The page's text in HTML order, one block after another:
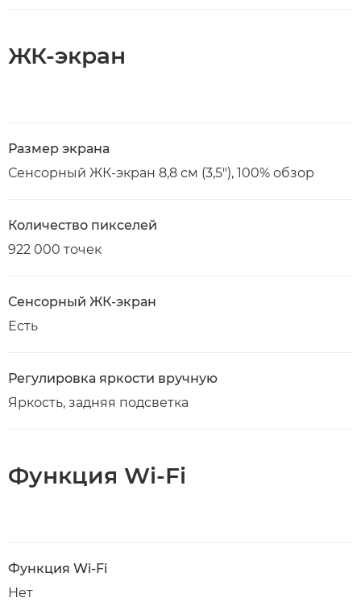
ЖК-экран
Размер экрана
Сенсорный ЖК-экран 8,8 см (3,5"), 100% обзор
Количество пикселей
922 000 точек
Сенсорный ЖК-экран
Есть
Регулировка яркости вручную
Яркость, задняя подсветка
Функция Wi-Fi
Функция Wi-Fi
Нет